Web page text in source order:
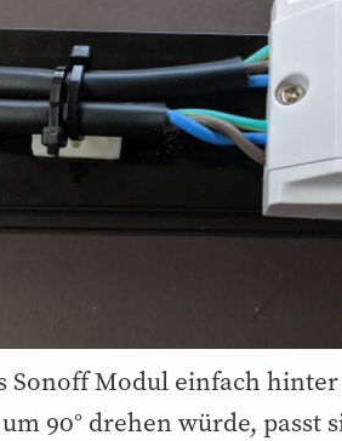
Sonoff Modul einfach
90° drehen würde, passt